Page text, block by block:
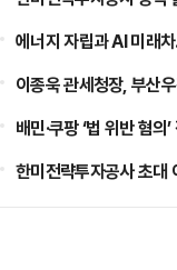
에너지 자립과 AI 미래
이종욱 관세청장, 부산
배민·쿠팡 ‘법 위반 혐
한미전략투자공사 초대